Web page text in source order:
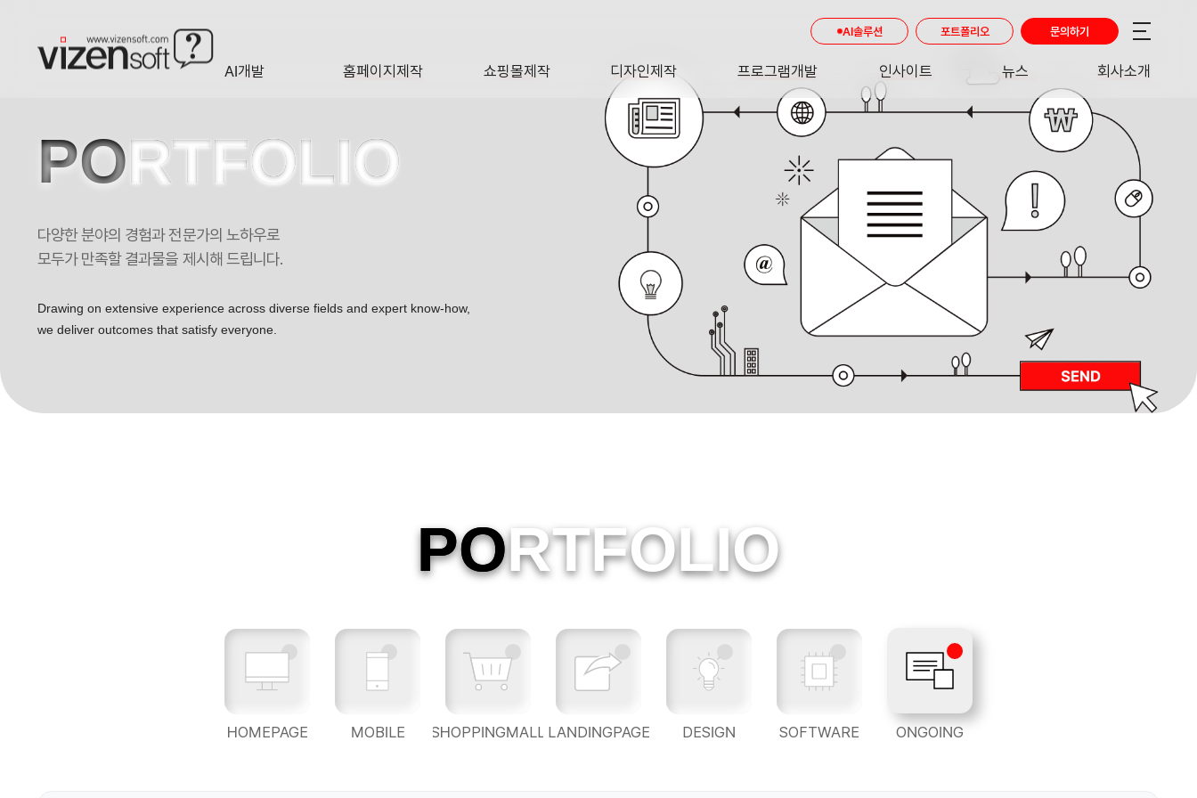
AI개발 홈페이지제작 쇼핑몰제작 디자인제작
DESIGN
프로그램개발
SOFTWARE
인사이트
INSIGHT
뉴스
NEWS
회사소개
AI솔루션 포트폴리오 문의하기
PORTFOLIO
다양한 분야의 경험과 전문가의 노하우로
모두가 만족할 결과물을 제시해 드립니다.
Drawing on extensive experience across diverse fields and expert know-how,
we deliver outcomes that satisfy everyone.
PORTFOLIO
HOMEPAGE MOBILE SHOPPINGMALL LANDINGPAGE DESIGN SOFTWARE ONGOING